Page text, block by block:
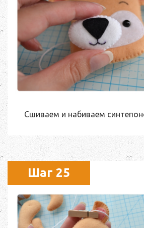
Сшиваем и набиваем
Шаг 25